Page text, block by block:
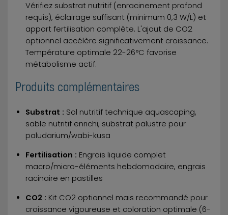
Vérifiez substrat nutritif (enracinement profond
requis), éclairage suffisant (minimum 0,3 W/L) et
apport fertilisation complète. L'ajout de CO2
optionnel accélère significativement croissance.
Température optimale 22-26°C favorise
métabolisme actif.
Produits complémentaires
Substrat : Sol nutritif technique aquascaping,
sable nutritif enrichi, substrat palustre pour
paludarium/wabi-kusa
Fertilisation : Engrais liquide complet
macro/micro-éléments hebdomadaire, engrais
racinaire en pastilles
CO2 : Kit CO2 optionnel mais recommandé pour
croissance vigoureuse et coloration optimale (6-